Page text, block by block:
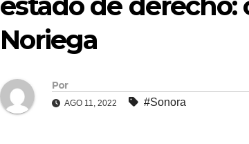
Noriega
Por
AGO 11, 2022 #Sonora